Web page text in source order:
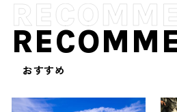
おすすめ